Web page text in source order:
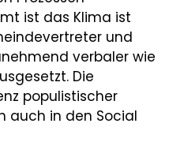
ist das Klima ist
und
verbaler wie
Die
populistischer
auch in den Social